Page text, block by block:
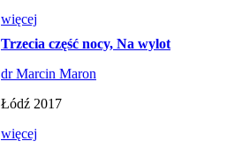
więcej
Trzecia część nocy, Na wylot
dr Marcin Maron
Łódź 2017
więcej